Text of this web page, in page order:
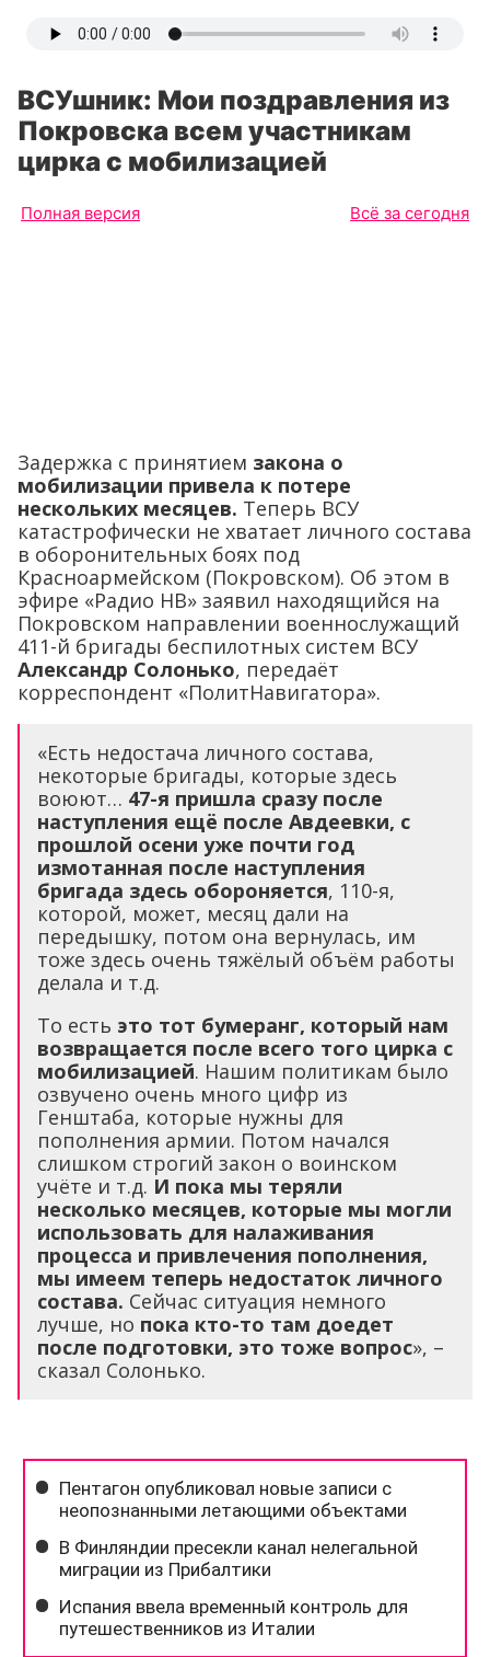
ВСУшник: Мои поздравления из
Покровска всем участникам
цирка с мобилизацией
Полная версия Всё за сегодня
Задержка с принятием закона о
мобилизации привела к потере
нескольких месяцев. Теперь ВСУ
катастрофически не хватает личного состава
в оборонительных боях под
Красноармейском (Покровском). Об этом в
эфире «Радио НВ» заявил находящийся на
Покровском направлении военнослужащий
411-й бригады беспилотных систем ВСУ
Александр Солонько, передаёт
корреспондент «ПолитНавигатора».
«Есть недостача личного состава,
некоторые бригады, которые здесь
воюют… 47-я пришла сразу после
наступления ещё после Авдеевки, с
прошлой осени уже почти год
измотанная после наступления
бригада здесь обороняется, 110-я,
которой, может, месяц дали на
передышку, потом она вернулась, им
тоже здесь очень тяжёлый объём работы
делала и т.д.
То есть это тот бумеранг, который нам
возвращается после всего того цирка с
мобилизацией. Нашим политикам было
озвучено очень много цифр из
Генштаба, которые нужны для
пополнения армии. Потом начался
слишком строгий закон о воинском
учёте и т.д. И пока мы теряли
несколько месяцев, которые мы могли
использовать для налаживания
процесса и привлечения пополнения,
мы имеем теперь недостаток личного
состава. Сейчас ситуация немного
лучше, но пока кто-то там доедет
после подготовки, это тоже вопрос», –
сказал Солонько.